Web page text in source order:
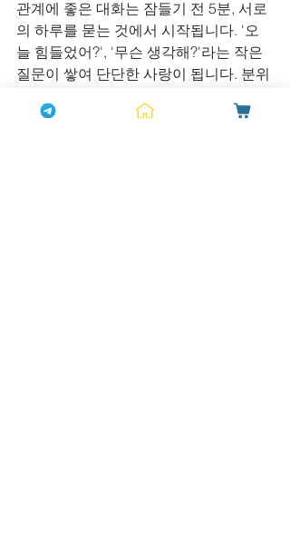
관계에 좋은 대화는 잠들기 전 5분, 서로
의 하루를 묻는 것에서 시작됩니다. '오
늘 힘들었어?', '무슨 생각해?'라는 작은
질문이 쌓여 단단한 사랑이 됩니다. 분위
시작됩니다.